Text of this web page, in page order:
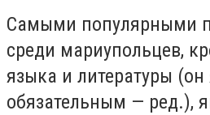
Самыми популярными
среди мариупольцев,
языка и литературы (он
обязательным — ред.),